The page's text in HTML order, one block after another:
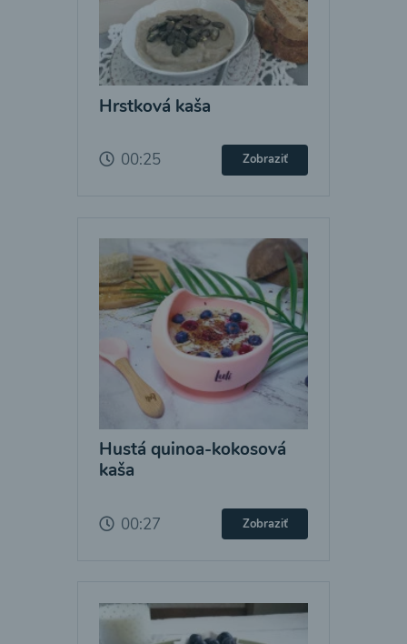
Hrstková kaša
00:25 Zobraziť
Hustá quinoa-kokosová
kaša
00:27 Zobraziť